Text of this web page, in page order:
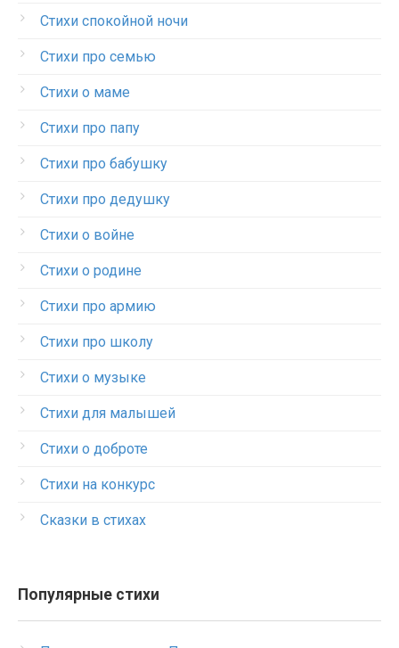
Стихи спокойной ночи
Стихи про семью
Стихи о маме
Стихи про папу
Стихи про бабушку
Стихи про дедушку
Стихи о войне
Стихи о родине
Стихи про армию
Стихи про школу
Стихи о музыке
Стихи для малышей
Стихи о доброте
Стихи на конкурс
Сказки в стихах
Популярные стихи